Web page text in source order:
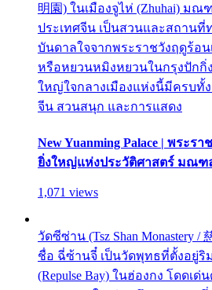
明園) ในเมืองจูไห่ (Zhuhai) มณ
ประเทศจีน เป็นสวนและสถานที่
บันดาลใจจากพระราชวังฤดูร้อนเ
หรือหยวนหมิงหยวนในกรุงปัก
ใหญ่ใจกลางเมืองแห่งนี้มีครบทั้
จีน สวนสนุก และการแสดง
New Yuanming Palace | พระร
ยิ่งใหญ่แห่งประวัติศาสตร์ มณฑ
1,071 views
วัดซีซ่าน (Tsz Shan Monastery
ชื่อ ฉี่ซ้านจี๋ เป็นวัดพุทธที่ตั้งอยู่ริ
(Repulse Bay) ในฮ่องกง โดดเ